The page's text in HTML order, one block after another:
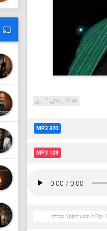
کد پخش آنلاین
MP3 320
MP3 128